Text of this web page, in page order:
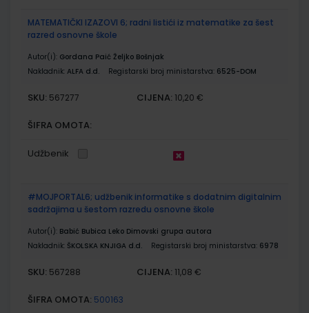
MATEMATIČKI IZAZOVI 6; radni listići iz matematike za šest
razred osnovne škole
Autor(i): Gordana Paić Željko Bošnjak
Nakladnik: ALFA d.d. Registarski broj ministarstva: 6525-DOM
SKU: 567277 CIJENA: 10,20 €
ŠIFRA OMOTA:
Udžbenik
#MOJPORTAL6; udžbenik informatike s dodatnim digitalnim
sadržajima u šestom razredu osnovne škole
Autor(i): Babić Bubica Leko Dimovski grupa autora
Nakladnik: ŠKOLSKA KNJIGA d.d. Registarski broj ministarstva: 6978
SKU: 567288 CIJENA: 11,08 €
ŠIFRA OMOTA: 500163